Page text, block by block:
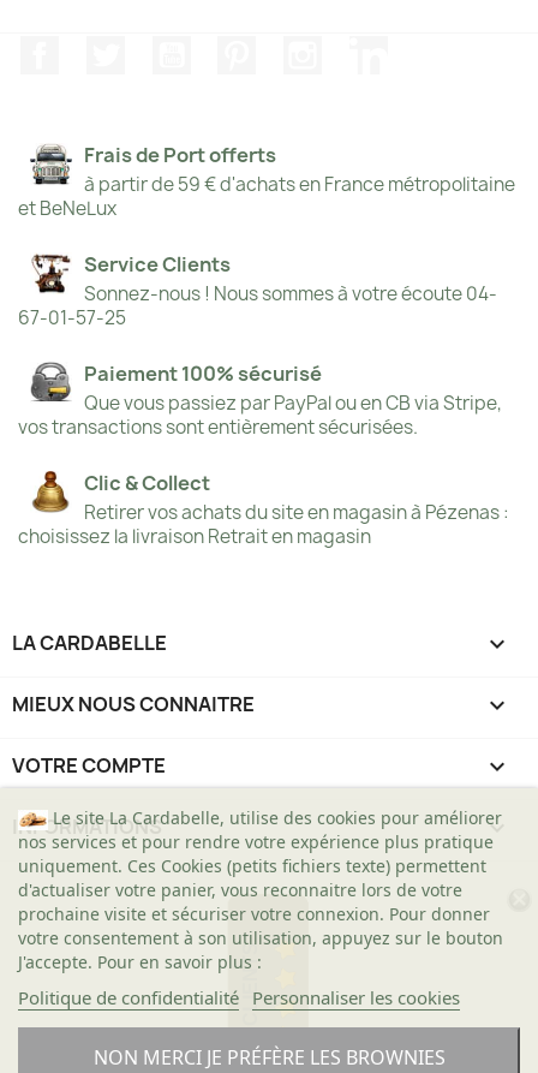
Frais de Port offerts
à partir de 59 € d'achats en France métropolitaine
et BeNeLux
Service Clients
Sonnez-nous ! Nous sommes à votre écoute 04-
67-01-57-25
Paiement 100% sécurisé
Que vous passiez par PayPal ou en CB via Stripe,
vos transactions sont entièrement sécurisées.
Clic & Collect
Retirer vos achats du site en magasin à Pézenas :
choisissez la livraison Retrait en magasin
Le site La Cardabelle, utilise des cookies pour améliorer
nos services et pour rendre votre expérience plus pratique
uniquement. Ces Cookies (petits fichiers texte) permettent
d'actualiser votre panier, vous reconnaitre lors de votre
prochaine visite et sécuriser votre connexion. Pour donner
votre consentement à son utilisation, appuyez sur le bouton
J'accepte. Pour en savoir plus :
Politique de confidentialité Personnaliser les cookies
NON MERCI JE PRÉFÈRE LES BROWNIES
LA CARDABELLE 
MIEUX NOUS CONNAITRE 
VOTRE COMPTE 
INFORMATIONS keyboard_arrow_down
AVIS CLIENTS